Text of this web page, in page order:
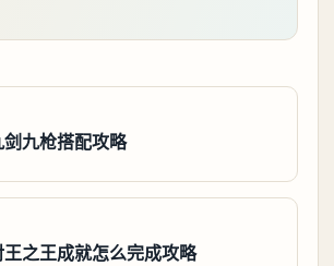
九枪搭配攻略
之王成就怎么完成攻略